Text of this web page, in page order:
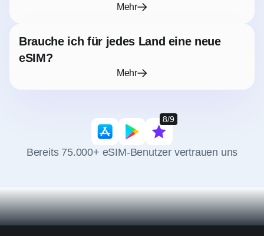
Mehr
Brauche ich für jedes Land eine neue
eSIM?
Mehr
8/9
Bereits 75.000+ eSIM-Benutzer vertrauen uns